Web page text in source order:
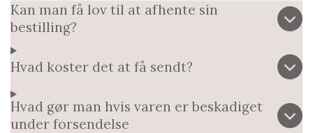
Kan man få lov til at afhente sin
bestilling?
Hvad koster det at få sendt?
Hvad gør man hvis varen er beskadiget
under forsendelse